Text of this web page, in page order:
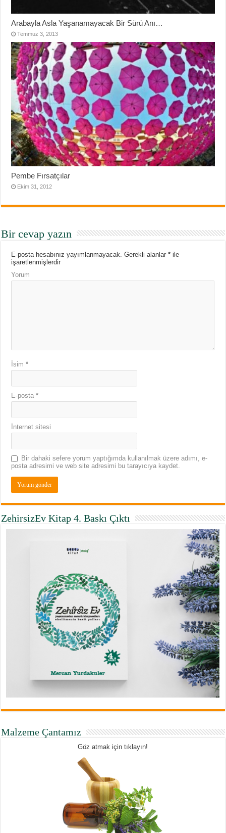
Arabayla Asla Yaşanamayacak Bir Sürü Anı…
Temmuz 3, 2013
Pembe Fırsatçılar
Ekim 31, 2012
Bir cevap yazın
E-posta hesabınız yayımlanmayacak. Gerekli alanlar* ile
işaretlenmişlerdir
Yorum
İsim*
E-posta*
İnternet sitesi
Bir dahaki sefere yorum yaptığımda kullanılmak üzere adımı, e-
posta adresimi ve web site adresimi bu tarayıcıya kaydet.
ZehirsizEv Kitap 4. Baskı Çıktı
Malzeme Çantamız
Göz atmak için tıklayın!